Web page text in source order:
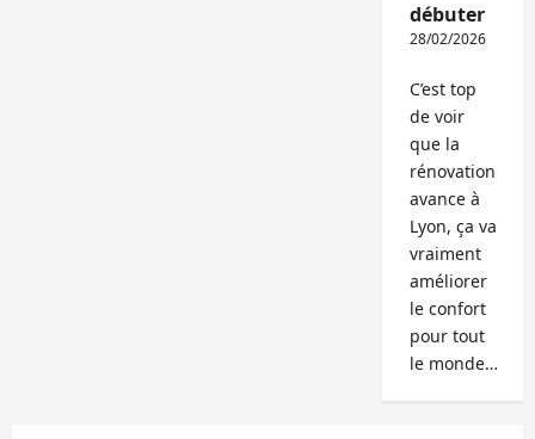
débuter
28/02/2026
C’est top
de voir
que la
rénovation
avance à
Lyon, ça va
vraiment
améliorer
le confort
pour tout
le monde…